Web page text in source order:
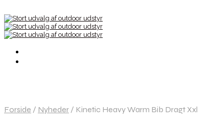
Forside / Nyheder / Kinetic Heavy Warm Bib Dragt Xxl